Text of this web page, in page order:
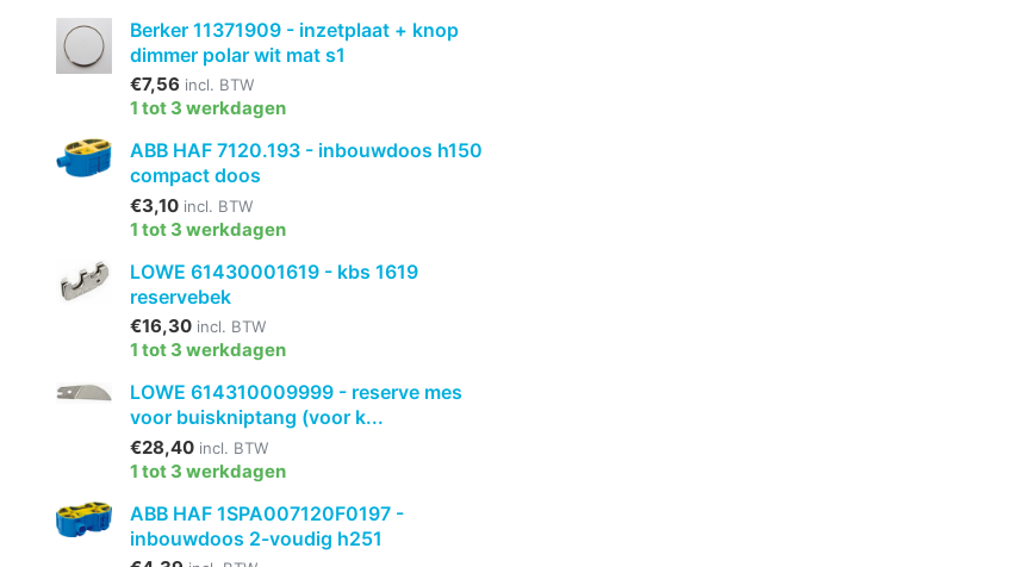
Berker 11371909 - inzetplaat + knop
dimmer polar wit mat s1
€7,56 incl. BTW
1 tot 3 werkdagen
ABB HAF 7120.193 - inbouwdoos h150
compact doos
€3,10 incl. BTW
1 tot 3 werkdagen
LOWE 61430001619 - kbs 1619
reservebek
€16,30 incl. BTW
1 tot 3 werkdagen
LOWE 614310009999 - reserve mes
voor buiskniptang (voor k...
€28,40 incl. BTW
1 tot 3 werkdagen
ABB HAF 1SPA007120F0197 -
inbouwdoos 2-voudig h251